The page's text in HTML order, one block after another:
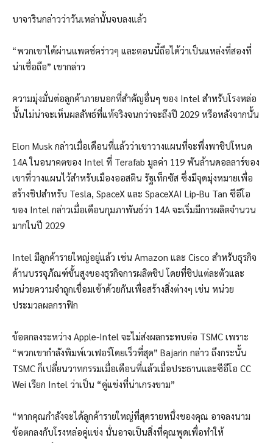
บาจารินกล่าวว่าวันเหล่านั้นจบลงแล้ว
“พวกเขาได้ผ่านแพตช์คร่าวๆ และตอนนี้ถือได้ว่าเป็นแหล่งที่สองที่
น่าเชื่อถือ” เขากล่าว
ความมุ่งมั่นต่อลูกค้าภายนอกที่สำคัญอื่นๆ ของ Intel สำหรับโรงหล่อ
นั้นไม่น่าจะเห็นผลลัพธ์ที่แท้จริงจนกว่าจะถึงปี 2029 หรือหลังจากนั้น
Elon Musk กล่าวเมื่อเดือนที่แล้วว่าเขาวางแผนที่จะพึ่งพาชิปโหนด
14A ในอนาคตของ Intel ที่ Terafab มูลค่า 119 พันล้านดอลลาร์ของ
เขาที่วางแผนไว้สำหรับเมืองออสติน รัฐเท็กซัส ซึ่งมีจุดมุ่งหมายเพื่อ
สร้างชิปสำหรับ Tesla, SpaceX และ SpaceXAI Lip-Bu Tan ซีอีโอ
ของ Intel กล่าวเมื่อเดือนกุมภาพันธ์ว่า 14A จะเริ่มมีการผลิตจำนวน
มากในปี 2029
Intel มีลูกค้ารายใหญ่อยู่แล้ว เช่น Amazon และ Cisco สำหรับธุรกิจ
ด้านบรรจุภัณฑ์ขั้นสูงของธุรกิจการผลิตชิป โดยที่ชิปแต่ละตัวและ
หน่วยความจำถูกเชื่อมเข้าด้วยกันเพื่อสร้างสิ่งต่างๆ เช่น หน่วย
ประมวลผลกราฟิก
ข้อตกลงระหว่าง Apple-Intel จะไม่ส่งผลกระทบต่อ TSMC เพราะ
“พวกเขากำลังพิมพ์เวเฟอร์โดยเร็วที่สุด” Bajarin กล่าว ถึงกระนั้น
TSMC ก็เปลี่ยนวาทกรรมเมื่อเดือนที่แล้วเมื่อประธานและซีอีโอ CC
Wei เรียก Intel ว่าเป็น “คู่แข่งที่น่าเกรงขาม”
“หากคุณกำลังจะได้ลูกค้ารายใหญ่ที่สุดรายหนึ่งของคุณ อาจลงนาม
ข้อตกลงกับโรงหล่อคู่แข่ง นั่นอาจเป็นสิ่งที่คุณพูดเพื่อทำให้